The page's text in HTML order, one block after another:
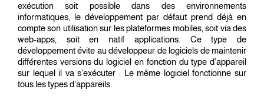
exécution soit possible dans des environnements
informatiques, le développement par défaut prend déjà en
compte son utilisation sur les plateformes mobiles, soit via des
web-apps, soit en natif applications. Ce type de
développement évite au développeur de logiciels de maintenir
différentes versions du logiciel en fonction du type d’appareil
sur lequel il va s’exécuter : Le même logiciel fonctionne sur
tous les types d’appareils.